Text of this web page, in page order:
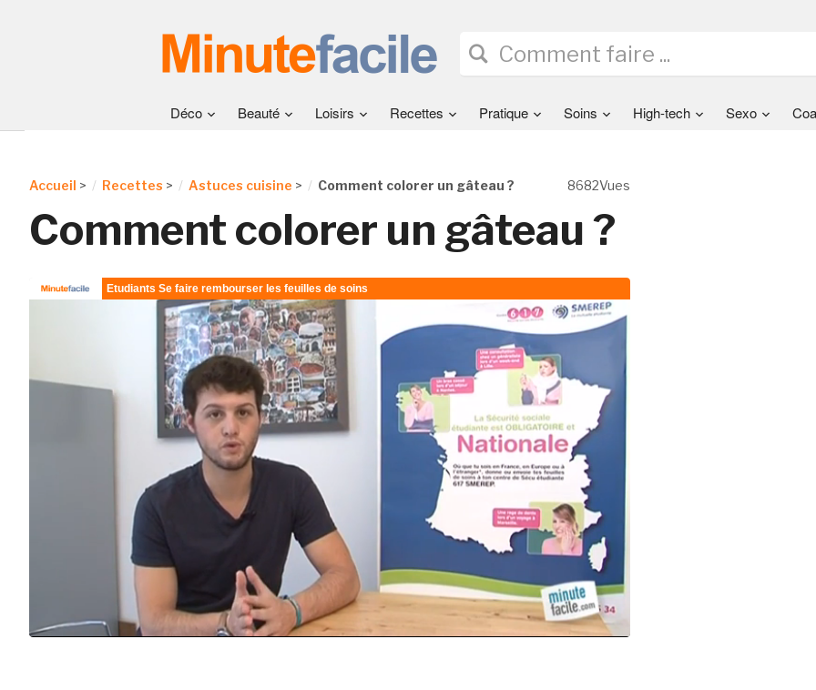
Déco Beauté Loisirs Recettes Pratique Soins High-tech Sexo
8682Vues
Accueil > Recettes > Astuces cuisine > Comment colorer un gâteau ?
Comment colorer un gâteau ?